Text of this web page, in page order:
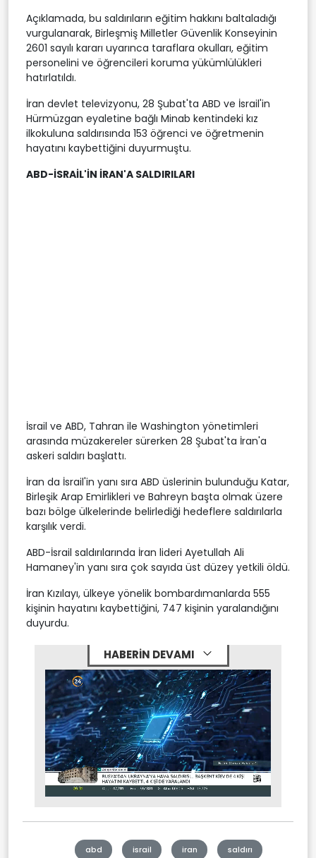
Açıklamada, bu saldırıların eğitim hakkını baltaladığı
vurgulanarak, Birleşmiş Milletler Güvenlik Konseyinin
2601 sayılı kararı uyarınca taraflara okulları, eğitim
personelini ve öğrencileri koruma yükümlülükleri
hatırlatıldı.
İran devlet televizyonu, 28 Şubat'ta ABD ve İsrail'in
Hürmüzgan eyaletine bağlı Minab kentindeki kız
ilkokuluna saldırısında 153 öğrenci ve öğretmenin
hayatını kaybettiğini duyurmuştu.
ABD-İSRAİL'İN İRAN'A SALDIRILARI
İsrail ve ABD, Tahran ile Washington yönetimleri
arasında müzakereler sürerken 28 Şubat'ta İran'a
askeri saldırı başlattı.
İran da İsrail'in yanı sıra ABD üslerinin bulunduğu Katar,
Birleşik Arap Emirlikleri ve Bahreyn başta olmak üzere
bazı bölge ülkelerinde belirlediği hedeflere saldırılarla
karşılık verdi.
ABD-İsrail saldırılarında İran lideri Ayetullah Ali
Hamaney'in yanı sıra çok sayıda üst düzey yetkili öldü.
İran Kızılayı, ülkeye yönelik bombardımanlarda 555
kişinin hayatını kaybettiğini, 747 kişinin yaralandığını
duyurdu.
HABERİN DEVAMI
Mute Stream
abd israil iran saldırı